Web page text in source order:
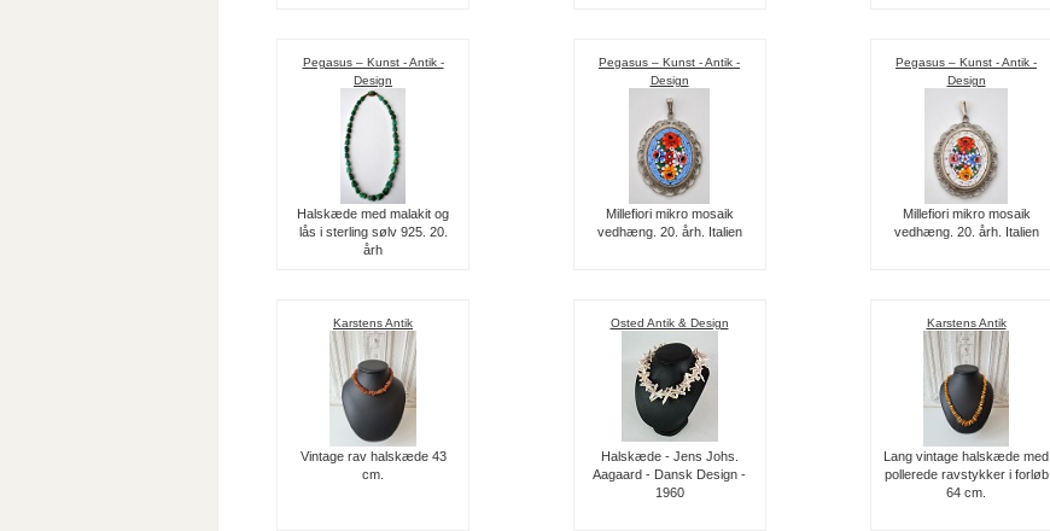
Pegasus – Kunst - Antik -
Design
Halskæde med malakit og
lås i sterling sølv 925. 20.
årh
Pegasus – Kunst - Antik -
Design
Millefiori mikro mosaik
vedhæng. 20. årh. Italien
Pegasus – Kunst - Antik -
Design
Millefiori mikro mosaik
vedhæng. 20. årh. Italien
Karstens Antik
Vintage rav halskæde 43
cm.
Osted Antik & Design
Halskæde - Jens Johs.
Aagaard - Dansk Design -
1960
Karstens Antik
Lang vintage halskæde med
pollerede ravstykker i forløb
64 cm.